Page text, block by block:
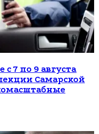
7 по 9 августа
Самарской